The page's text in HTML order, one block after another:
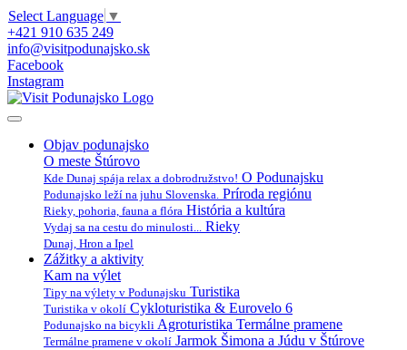
Select Language ▼
+421 910 635 249
info@visitpodunajsko.sk
Facebook
Instagram
Objav podunajsko
O meste Štúrovo
Kde Dunaj spája relax a dobrodružstvo! O Podunajsku
Podunajsko leží na juhu Slovenska. Príroda regiónu
Rieky, pohoria, fauna a flóra História a kultúra
Vydaj sa na cestu do minulosti... Rieky
Dunaj, Hron a Ipel
Zážitky a aktivity
Kam na výlet
Tipy na výlety v Podunajsku Turistika
Turistika v okolí Cykloturistika & Eurovelo 6
Podunajsko na bicykli Agroturistika Termálne pramene
Termálne pramene v okolí Jarmok Šimona a Júdu v Štúrove